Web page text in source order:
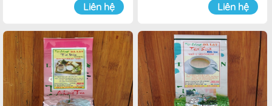
Liên hệ Liên hệ